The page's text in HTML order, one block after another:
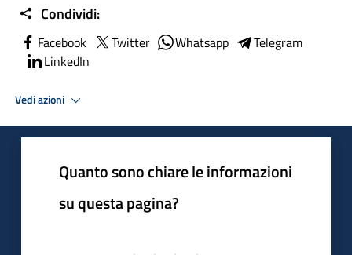
Condividi:
Facebook Twitter Whatsapp
Telegram
LinkedIn
Vedi azioni
Quanto sono chiare le informazioni
su questa pagina?